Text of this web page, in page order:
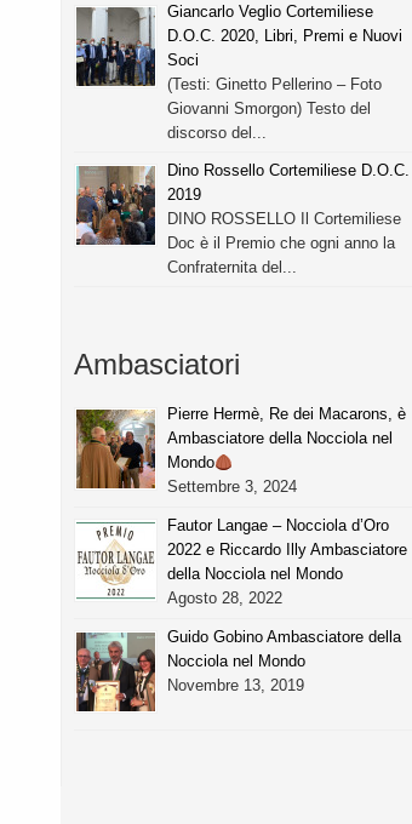
Giancarlo Veglio Cortemiliese
D.O.C. 2020, Libri, Premi e Nuovi
Soci
(Testi: Ginetto Pellerino – Foto
Giovanni Smorgon) Testo del
discorso del...
Dino Rossello Cortemiliese D.O.C.
2019
DINO ROSSELLO Il Cortemiliese
Doc è il Premio che ogni anno la
Confraternita del...
Ambasciatori
Pierre Hermè, Re dei Macarons, è
Ambasciatore della Nocciola nel
Mondo
Settembre 3, 2024
Fautor Langae – Nocciola d’Oro
2022 e Riccardo Illy Ambasciatore
della Nocciola nel Mondo
Agosto 28, 2022
Guido Gobino Ambasciatore della
Nocciola nel Mondo
Novembre 13, 2019